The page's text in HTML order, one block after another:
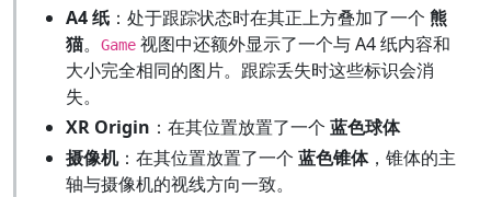
A4 纸：处于跟踪状态时在其正上方叠加了一个 熊
猫。 Game视图中还额外显示了一个与 A4 纸内容和
大小完全相同的图片。跟踪丢失时这些标识会消
失。
XR Origin ：在其位置放置了一个 蓝色球体
摄像机：在其位置放置了一个 蓝色锥体，锥体的主
轴与摄像机的视线方向一致。